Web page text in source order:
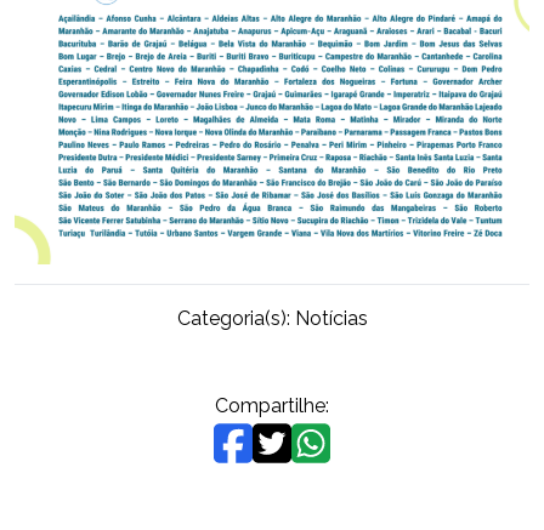
Categoria(s): Notícias
Compartilhe: